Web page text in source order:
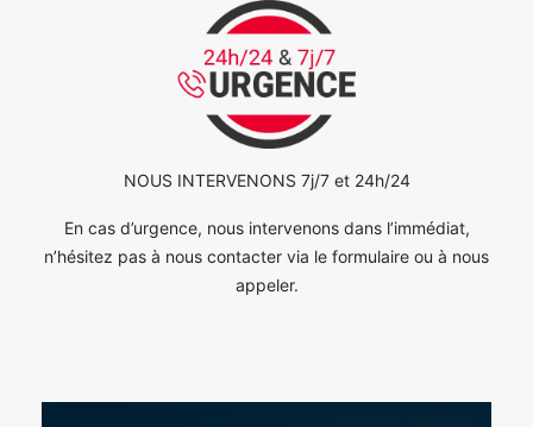
NOUS INTERVENONS 7j/7 et 24h/24
En cas d’urgence, nous intervenons dans l’immédiat,
n’hésitez pas à nous contacter via le formulaire ou à nous
appeler.